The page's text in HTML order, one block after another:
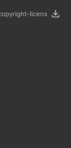
licens